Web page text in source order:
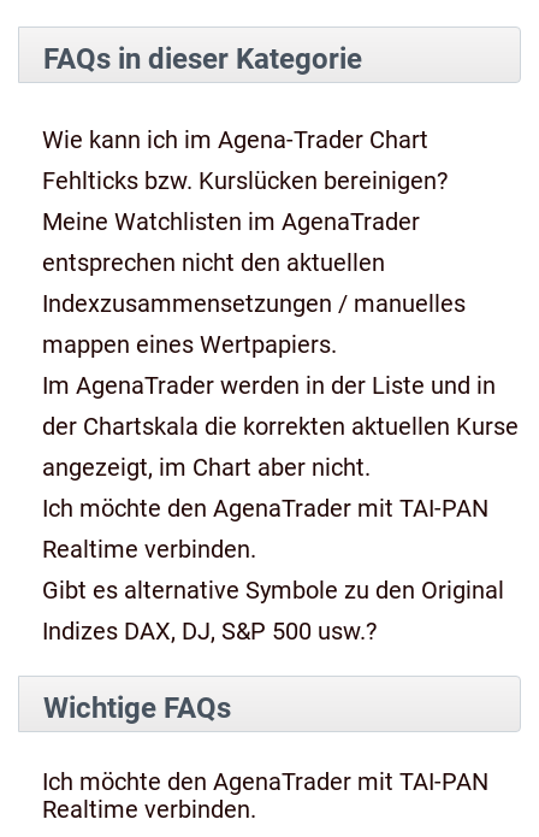
FAQs in dieser Kategorie
Wie kann ich im Agena-Trader Chart
Fehlticks bzw. Kurslücken bereinigen?
Meine Watchlisten im AgenaTrader
entsprechen nicht den aktuellen
Indexzusammensetzungen / manuelles
mappen eines Wertpapiers.
Im AgenaTrader werden in der Liste und in
der Chartskala die korrekten aktuellen Kurse
angezeigt, im Chart aber nicht.
Ich möchte den AgenaTrader mit TAI-PAN
Realtime verbinden.
Gibt es alternative Symbole zu den Original
Indizes DAX, DJ, S&P 500 usw.?
Wichtige FAQs
Ich möchte den AgenaTrader mit TAI-PAN
Realtime verbinden.